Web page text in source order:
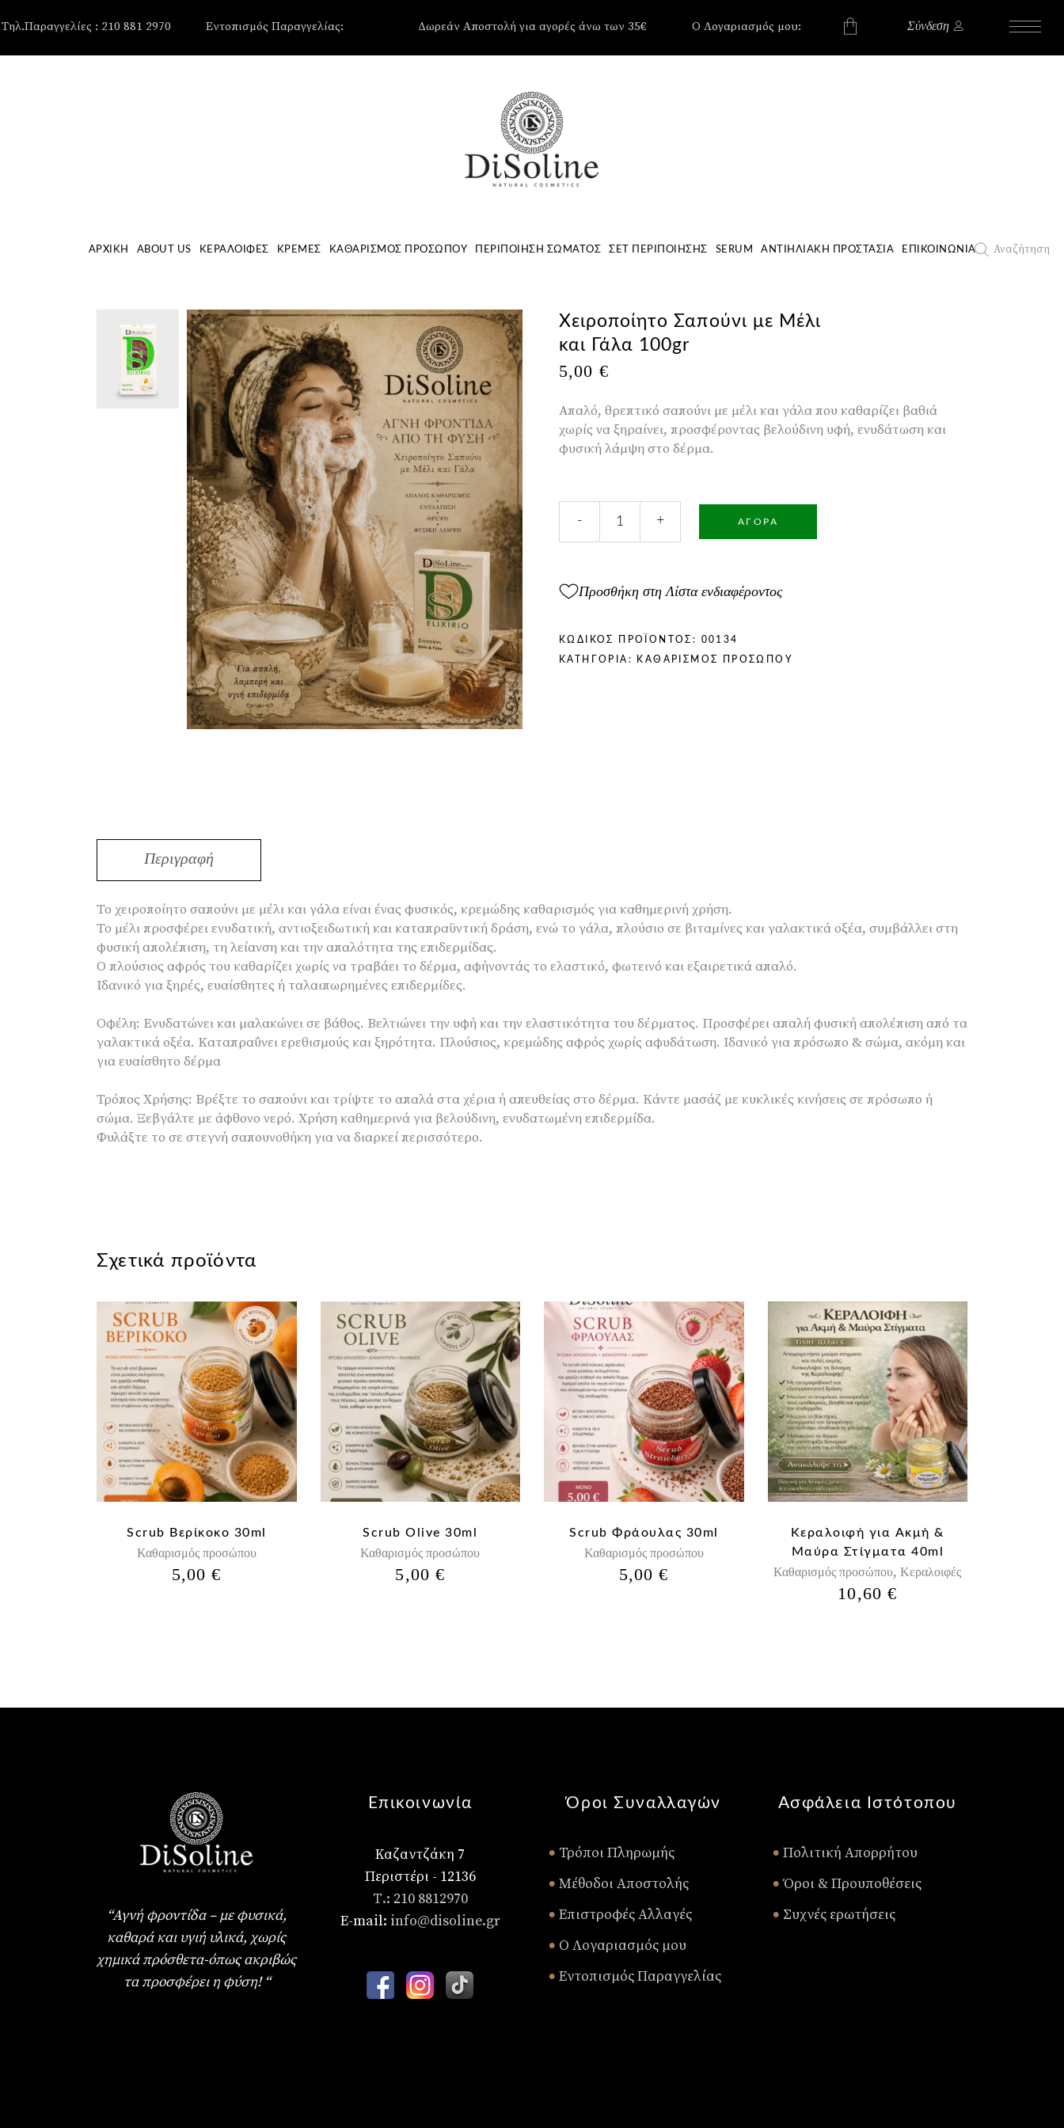
Τηλ.Παραγγελίες : 210 881 2970 Εντοπισμός Παραγγελίας: Δωρεάν Αποστολή για αγορές άνω των 35€ Ο Λογαριασμός μου: Σύνδεση
ΑΡΧΙΚΉ ABOUT US ΚΕΡΑΛΟΙΦΈΣ ΚΡΈΜΕΣ ΚΑΘΑΡΙΣΜΌΣ ΠΡΟΣΏΠΟΥ ΠΕΡΙΠΟΊΗΣΗ ΣΏΜΑΤΟΣ ΣΕΤ ΠΕΡΙΠΟΊΗΣΗΣ SERUM ΑΝΤΙΗΛΙΑΚΉ ΠΡΟΣΤΑΣΊΑ ΕΠΙΚΟΙΝΩΝΊΑ Αναζήτηση
Χειροποίητο Σαπούνι με Μέλι
και Γάλα 100gr
5,00 €
Απαλό, θρεπτικό σαπούνι με μέλι και γάλα που καθαρίζει βαθιά
χωρίς να ξηραίνει, προσφέροντας βελούδινη υφή, ενυδάτωση και
φυσική λάμψη στο δέρμα.
με
και
Γάλα
ποσότητα
- + ΑΓΟΡΆ
Προσθήκη στη Λίστα ενδιαφέροντος
ΚΩΔΙΚΌΣ ΠΡΟΪΌΝΤΟΣ: 00134
ΚΑΤΗΓΟΡΊΑ: ΚΑΘΑΡΙΣΜΌΣ ΠΡΟΣΏΠΟΥ
Περιγραφή
Το χειροποίητο σαπούνι με μέλι και γάλα είναι ένας φυσικός, κρεμώδης καθαρισμός για καθημερινή χρήση.
Το μέλι προσφέρει ενυδατική, αντιοξειδωτική και καταπραϋντική δράση, ενώ το γάλα, πλούσιο σε βιταμίνες και γαλακτικά οξέα, συμβάλλει στη
φυσική απολέπιση, τη λείανση και την απαλότητα της επιδερμίδας.
Ο πλούσιος αφρός του καθαρίζει χωρίς να τραβάει το δέρμα, αφήνοντάς το ελαστικό, φωτεινό και εξαιρετικά απαλό.
Ιδανικό για ξηρές, ευαίσθητες ή ταλαιπωρημένες επιδερμίδες.
Οφέλη: Ενυδατώνει και μαλακώνει σε βάθος. Βελτιώνει την υφή και την ελαστικότητα του δέρματος. Προσφέρει απαλή φυσική απολέπιση από τα
γαλακτικά οξέα. Καταπραΰνει ερεθισμούς και ξηρότητα. Πλούσιος, κρεμώδης αφρός χωρίς αφυδάτωση. Ιδανικό για πρόσωπο & σώμα, ακόμη και
για ευαίσθητο δέρμα
Τρόπος Χρήσης: Βρέξτε το σαπούνι και τρίψτε το απαλά στα χέρια ή απευθείας στο δέρμα. Κάντε μασάζ με κυκλικές κινήσεις σε πρόσωπο ή
σώμα. Ξεβγάλτε με άφθονο νερό. Χρήση καθημερινά για βελούδινη, ενυδατωμένη επιδερμίδα.
Φυλάξτε το σε στεγνή σαπουνοθήκη για να διαρκεί περισσότερο.
Σχετικά προϊόντα
Scrub Βερίκοκο 30ml
Καθαρισμός προσώπου
5,00€
Scrub Olive 30ml
Καθαρισμός προσώπου
5,00 €
Scrub Φράουλας 30ml
Καθαρισμός προσώπου
5,00€
Κεραλοιφή για Aκμή &
Μαύρα Στίγματα 40ml
Καθαρισμός προσώπου,Κεραλοιφές
10,60 €
“Αγνή φροντίδα – με φυσικά,
καθαρά και υγιή υλικά, χωρίς
χημικά πρόσθετα-όπως ακριβώς
τα προσφέρει η φύση! “
Επικοινωνία
Καζαντζάκη 7
Περιστέρι - 12136
Τ.: 210 8812970
E-mail: info@disoline.gr
Όροι Συναλλαγών
• Τρόποι Πληρωμής
• Μέθοδοι Αποστολής
• Επιστροφές Αλλαγές
• Ο Λογαριασμός μου
• Εντοπισμός Παραγγελίας
Ασφάλεια Ιστότοπου
• Πολιτική Απορρήτου
• Όροι & Προυποθέσεις
• Συχνές ερωτήσεις